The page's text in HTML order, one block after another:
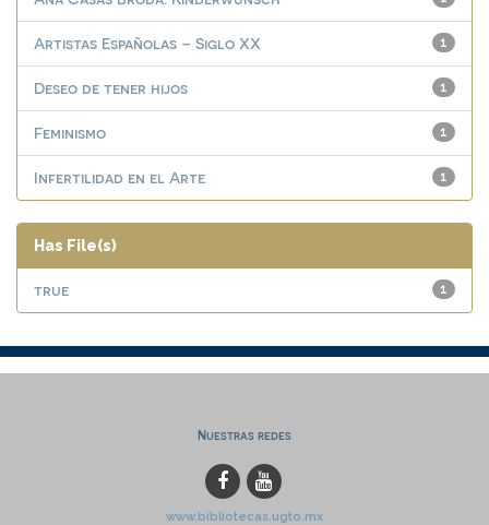
1
Artistas Españolas – Siglo XX
1
Deseo de tener hijos
1
Feminismo
1
Infertilidad en el Arte
Has File(s)
1
true
Nuestras redes
www.bibliotecas.ugto.mx